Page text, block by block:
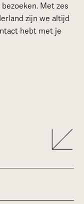
Met zes
zijn we altijd
hebt met je